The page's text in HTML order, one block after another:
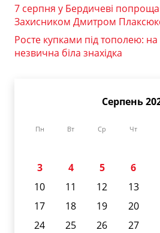
7 серпня у Бердичеві
Захисником Дмитром
Росте купками під тополею:
незвична біла знахідка
Серпень
Пн Вт Ср Чт
3
4 5 6
10
11 12 13
17
18 19 20
24
25 26 27